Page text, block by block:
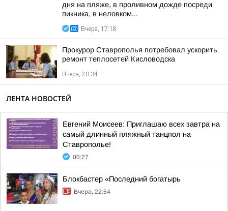
дня на пляже, в проливном дожде посреди
пикника, в неловком...
Вчера, 17:18
Прокурор Ставрополья потребовал ускорить
ремонт теплосетей Кисловодска
Вчера, 20:34
ЛЕНТА НОВОСТЕЙ
Евгений Моисеев: Приглашаю всех завтра на
самый длинный пляжный танцпол на
Ставрополье!
00:27
Блокбастер «Последний богатырь
Вчера, 22:54